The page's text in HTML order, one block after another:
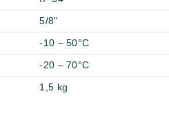
5/8"
-10 – 50°C
-20 – 70°C
1,5 kg